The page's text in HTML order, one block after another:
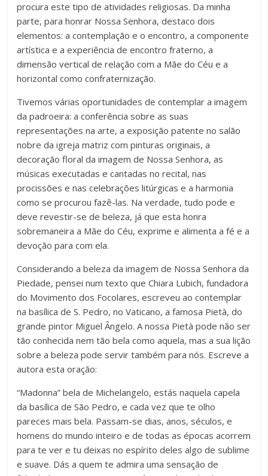
procura este tipo de atividades religiosas. Da minha
parte, para honrar Nossa Senhora, destaco dois
elementos: a contemplação e o encontro, a componente
artística e a experiência de encontro fraterno, a
dimensão vertical de relação com a Mãe do Céu e a
horizontal como confraternização.
Tivemos várias oportunidades de contemplar a imagem
da padroeira: a conferência sobre as suas
representações na arte, a exposição patente no salão
nobre da igreja matriz com pinturas originais, a
decoração floral da imagem de Nossa Senhora, as
músicas executadas e cantadas no recital, nas
procissões e nas celebrações litúrgicas e a harmonia
como se procurou fazê-las. Na verdade, tudo pode e
deve revestir-se de beleza, já que esta honra
sobremaneira a Mãe do Céu, exprime e alimenta a fé e a
devoção para com ela.
Considerando a beleza da imagem de Nossa Senhora da
Piedade, pensei num texto que Chiara Lubich, fundadora
do Movimento dos Focolares, escreveu ao contemplar
na basílica de S. Pedro, no Vaticano, a famosa Pietà, do
grande pintor Miguel Ângelo. A nossa Pietà pode não ser
tão conhecida nem tão bela como aquela, mas a sua lição
sobre a beleza pode servir também para nós. Escreve a
autora esta oração:
“Madonna” bela de Michelangelo, estás naquela capela
da basílica de São Pedro, e cada vez que te olho
pareces mais bela. Passam-se dias, anos, séculos, e
homens do mundo inteiro e de todas as épocas acorrem
para te ver e tu deixas no espírito deles algo de sublime
e suave. Dás a quem te admira uma sensação de